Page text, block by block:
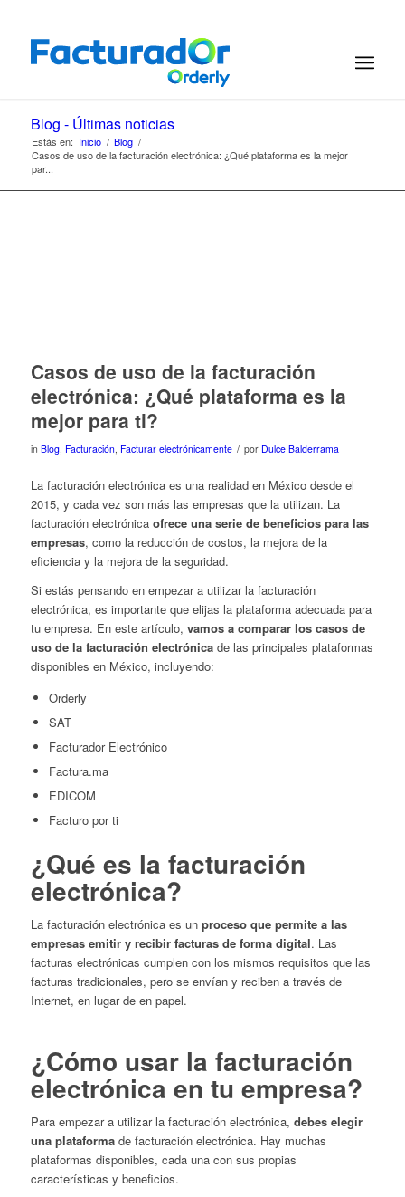
Blog - Últimas noticias
Estás en: Inicio / Blog /
Casos de uso de la facturación electrónica: ¿Qué plataforma es la mejor
par...
Casos de uso de la facturación
electrónica: ¿Qué plataforma es la
mejor para ti?
in Blog, Facturación, Facturar electrónicamente / por Dulce Balderrama
La facturación electrónica es una realidad en México desde el
2015, y cada vez son más las empresas que la utilizan. La
facturación electrónica ofrece una serie de beneficios para las
empresas, como la reducción de costos, la mejora de la
eficiencia y la mejora de la seguridad.
Si estás pensando en empezar a utilizar la facturación
electrónica, es importante que elijas la plataforma adecuada para
tu empresa. En este artículo, vamos a comparar los casos de
uso de la facturación electrónicade las principales plataformas
disponibles en México, incluyendo:
Orderly
SAT
Facturador Electrónico
Factura.ma
EDICOM
Facturo por ti
¿Qué es la facturación
electrónica?
La facturación electrónica es unproceso que permite a las
empresas emitir y recibir facturas de forma digital. Las
facturas electrónicas cumplen con los mismos requisitos que las
facturas tradicionales, pero se envían y reciben a través de
Internet, en lugar de en papel.
¿Cómo usar la facturación
electrónica en tu empresa?
Para empezar a utilizar la facturación electrónica, debes elegir
una plataformade facturación electrónica. Hay muchas
plataformas disponibles, cada una con sus propias
características y beneficios.